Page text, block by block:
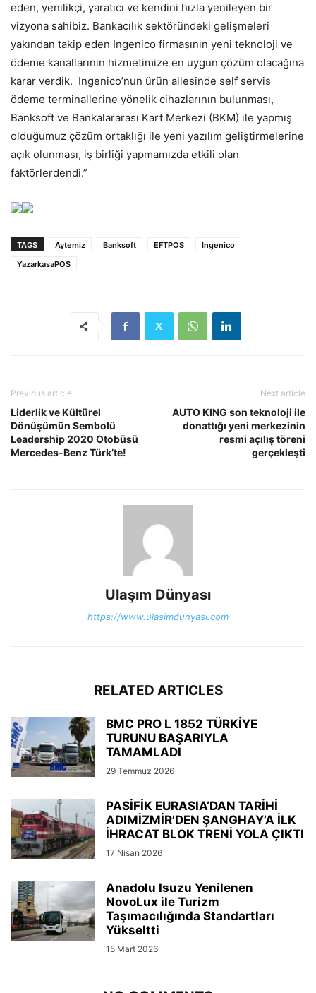
eden, yenilikçi, yaratıcı ve kendini hızla yenileyen bir
vizyona sahibiz. Bankacılık sektöründeki gelişmeleri
yakından takip eden Ingenico firmasının yeni teknoloji ve
ödeme kanallarının hizmetimize en uygun çözüm olacağına
karar verdik. Ingenico’nun ürün ailesinde self servis
ödeme terminallerine yönelik cihazlarının bulunması,
Banksoft ve Bankalararası Kart Merkezi (BKM) ile yapmış
olduğumuz çözüm ortaklığı ile yeni yazılım geliştirmelerine
açık olunması, iş birliği yapmamızda etkili olan
faktörlerdendi.”
TAGS Aytemiz Banksoft EFTPOS
Ingenico
YazarkasaPOS
Previous article
Liderlik ve Kültürel
Dönüşümün Sembolü
Leadership 2020 Otobüsü
Mercedes-Benz Türk’te!
Next article
AUTO KING son teknoloji ile
donattığı yeni merkezinin
resmi açılış töreni
gerçekleşti
Ulaşım Dünyası
https://www.ulasimdunyasi.com
RELATED ARTICLES
BMC PRO L 1852 TÜRKİYE
TURUNU BAŞARIYLA
TAMAMLADI
29 Temmuz 2026
PASİFİK EURASIA’DAN TARİHİ
ADIMİZMİR’DEN ŞANGHAY’A İLK
İHRACAT BLOK TRENİ YOLA ÇIKTI
17 Nisan 2026
Anadolu Isuzu Yenilenen
NovoLux ile Turizm
Taşımacılığında Standartları
Yükseltti
15 Mart 2026